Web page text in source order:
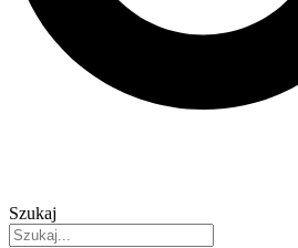
Szukaj